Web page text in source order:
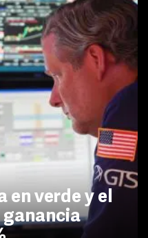
en verde y el
ganancia